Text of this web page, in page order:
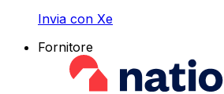
Invia con Xe
Fornitore